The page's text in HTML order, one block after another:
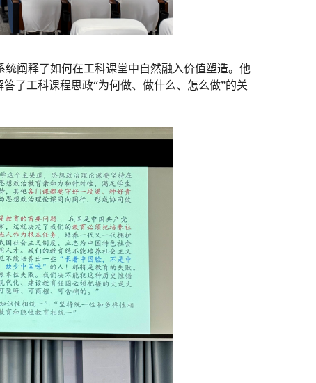
统阐释了如何在工科课堂中自然融入价值塑造。他
了工科课程思政“为何做、做什么、怎么做”的关